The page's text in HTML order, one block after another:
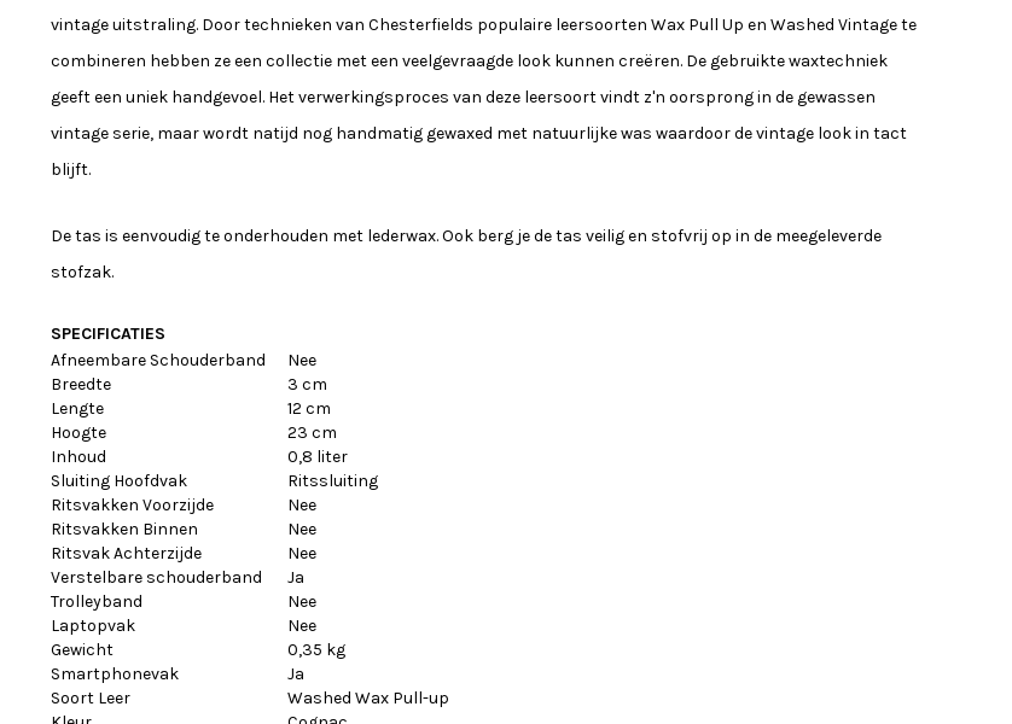
vintage uitstraling. Door technieken van Chesterfields populaire leersoorten Wax Pull Up en Washed Vintage te
combineren hebben ze een collectie met een veelgevraagde look kunnen creëren. De gebruikte waxtechniek
geeft een uniek handgevoel. Het verwerkingsproces van deze leersoort vindt z'n oorsprong in de gewassen
vintage serie, maar wordt natijd nog handmatig gewaxed met natuurlijke was waardoor de vintage look in tact
blijft.
De tas is eenvoudig te onderhouden met lederwax. Ook berg je de tas veilig en stofvrij op in de meegeleverde
stofzak.
SPECIFICATIES
Afneembare Schouderband
Nee
Breedte
3 cm
Lengte
12 cm
Hoogte
23 cm
Inhoud
0,8 liter
Sluiting Hoofdvak
Ritssluiting
Ritsvakken Voorzijde
Nee
Ritsvakken Binnen
Nee
Ritsvak Achterzijde
Nee
Verstelbare schouderband
Ja
Trolleyband
Nee
Laptopvak
Nee
Gewicht
0,35 kg
Smartphonevak
Ja
Soort Leer
Washed Wax Pull-up